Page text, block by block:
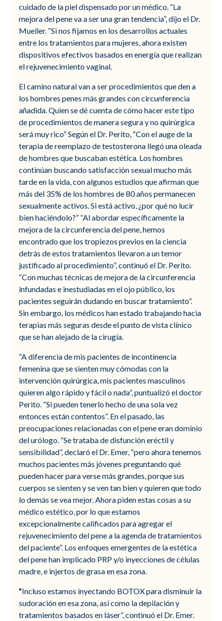
cuidado de la piel dispensado por un médico. “La
mejora del pene va a ser una gran tendencia”, dijo el Dr.
Mueller. “Si nos fijamos en los desarrollos actuales
entre los tratamientos para mujeres, ahora existen
dispositivos efectivos basados en energía que realizan
el rejuvenecimiento vaginal.
El camino natural van a ser procedimientos que den a
los hombres penes más grandes con circunferencia
añadida. Quien se dé cuenta de cómo hacer este tipo
de procedimientos de manera segura y no quirúrgica
será muy rico” Según el Dr. Perito, “Con el auge de la
terapia de reemplazo de testosterona llegó una oleada
de hombres que buscaban estética. Los hombres
continúan buscando satisfacción sexual mucho más
tarde en la vida, con algunos estudios que afirman que
más del 35% de los hombres de 80 años permanecen
sexualmente activos. Si está activo, ¿por qué no lucir
bien haciéndolo?” “Al abordar específicamente la
mejora de la circunferencia del pene, hemos
encontrado que los tropiezos previos en la ciencia
detrás de estos tratamientos llevaron a un temor
justificado al procedimiento”, continuó el Dr. Perito.
“Con muchas técnicas de mejora de la circunferencia
infundadas e inestudiadas en el ojo público, los
pacientes seguirán dudando en buscar tratamiento”.
Sin embargo, los médicos han estado trabajando hacia
terapias más seguras desde el punto de vista clínico
que se han alejado de la cirugía.
“A diferencia de mis pacientes de incontinencia
femenina que se sienten muy cómodas con la
intervención quirúrgica, mis pacientes masculinos
quieren algo rápido y fácil o nada”, puntualizó el doctor
Perito. “Si pueden tenerlo hecho de una sola vez
entonces están contentos”. En el pasado, las
preocupaciones relacionadas con el pene eran dominio
del urólogo. “Se trataba de disfunción eréctil y
sensibilidad”, declaró el Dr. Emer, “pero ahora tenemos
muchos pacientes más jóvenes preguntando qué
pueden hacer para verse más grandes, porque sus
cuerpos se sienten y se ven tan bien y quieren que todo
lo demás se vea mejor. Ahora piden estas cosas a su
médico estético, por lo que estamos
excepcionalmente calificados para agregar el
rejuvenecimiento del pene a la agenda de tratamientos
del paciente”. Los enfoques emergentes de la estética
del pene han implicado PRP y/o inyecciones de células
madre, e injertos de grasa en esa zona.
”Incluso estamos inyectando BOTOX para disminuir la
sudoración en esa zona, así como la depilación y
tratamientos basados en láser”, continuó el Dr. Emer.